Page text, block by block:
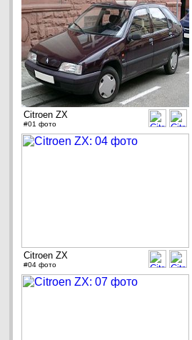
Citroen ZX
#01 фото
Citroen ZX
#04 фото